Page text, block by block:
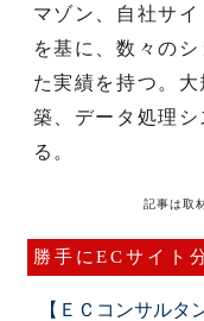
マゾン、自社サ
を基に、数々の
た実績を持つ。
築、データ処理
る。
記事は取
勝手にECサイト
【ＥＣコンサルタ